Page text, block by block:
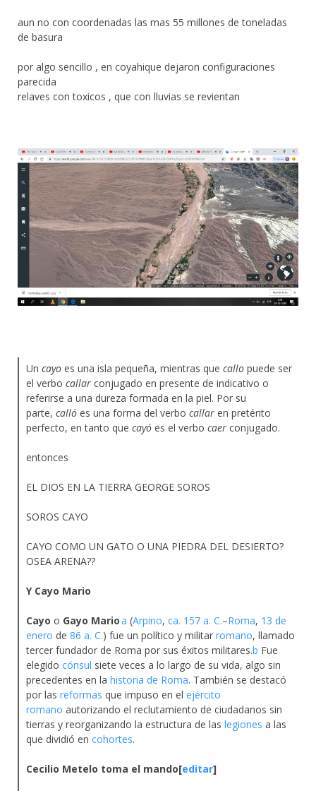
aun no con coordenadas las mas 55 millones de toneladas
de basura
por algo sencillo , en coyahique dejaron configuraciones
parecida
relaves con toxicos , que con lluvias se revientan
Un cayo es una isla pequeña, mientras que callo puede ser
el verbo callar conjugado en presente de indicativo o
referirse a una dureza formada en la piel. Por su
parte, calló es una forma del verbo callar en pretérito
perfecto, en tanto que cayó es el verbo caer conjugado.
entonces
EL DIOS EN LA TIERRA GEORGE SOROS
SOROS CAYO
CAYO COMO UN GATO O UNA PIEDRA DEL DESIERTO?
OSEA ARENA??
Y Cayo Mario
Cayo o Gayo Marioa (Arpino, ca. 157 a. C.–Roma, 13 de
enero de 86 a. C.) fue un político y militar romano, llamado
tercer fundador de Roma por sus éxitos militares.b Fue
elegido cónsul siete veces a lo largo de su vida, algo sin
precedentes en la historia de Roma. También se destacó
por las reformas que impuso en el ejército
romano autorizando el reclutamiento de ciudadanos sin
tierras y reorganizando la estructura de las legiones a las
que dividió en cohortes.
Cecilio Metelo toma el mando[editar]